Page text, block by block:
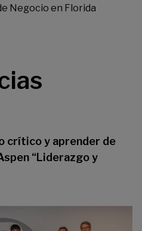
Negocio en Florida
crítico y aprender de
“Liderazgo y